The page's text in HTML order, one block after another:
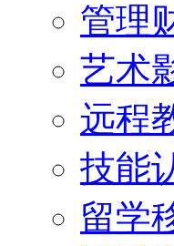
管理
艺术
远程
技能
留学